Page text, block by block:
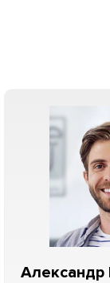
Александр